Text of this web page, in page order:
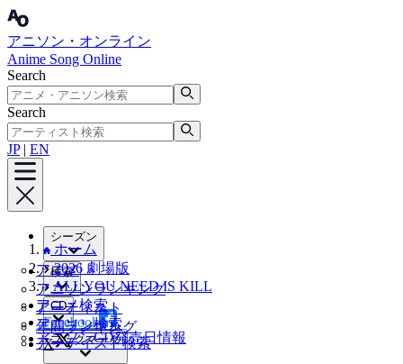
アニソン・オンライン
Anime Song Online
Search
Search
JP| EN
シーズン
アニメ
アニソンランキング
アーティスト
年間ランキング
検索
アニメ検索
アニソン検索
アーティスト検索
CD
アニソンCD発売日情報
ブックマーク
ホーム
2026 劇場版
ALL YOU NEED IS KILL
Facebook
X